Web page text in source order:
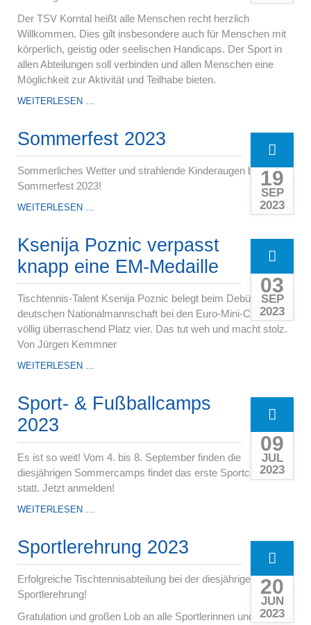
Der TSV Korntal heißt alle Menschen recht herzlich
Willkommen. Dies gilt insbesondere auch für Menschen mit
körperlich, geistig oder seelischen Handicaps. Der Sport in
allen Abteilungen soll verbinden und allen Menschen eine
Möglichkeit zur Aktivität und Teilhabe bieten.
WEITERLESEN …
Sommerfest 2023
19
SEP
2023
Sommerliches Wetter und strahlende Kinderaugen beim
Sommerfest 2023!
WEITERLESEN …
Ksenija Poznic verpasst
knapp eine EM-Medaille
03
SEP
2023
Tischtennis-Talent Ksenija Poznic belegt beim Debüt in der
deutschen Nationalmannschaft bei den Euro-Mini-Champs
völlig überraschend Platz vier. Das tut weh und macht stolz.
Von Jürgen Kemmner
WEITERLESEN …
Sport- & Fußballcamps
2023
09
JUL
2023
Es ist so weit! Vom 4. bis 8. September finden die
diesjährigen Sommercamps findet das erste Sportcamps
statt. Jetzt anmelden!
WEITERLESEN …
023
Sportlerehrung 2023
20
JUN
2023
Erfolgreiche Tischtennisabteilung bei der diesjährigen
Sportlerehrung!
Gratulation und großen Lob an alle Sportlerinnen und